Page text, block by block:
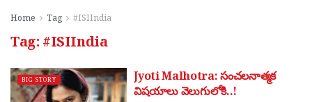
Home Tag #ISIIndia
Tag: #ISIIndia
BIG STORY
Jyoti Malhotra: సంచలనాత్మక
విషయాలు వెలుగులోకి..!